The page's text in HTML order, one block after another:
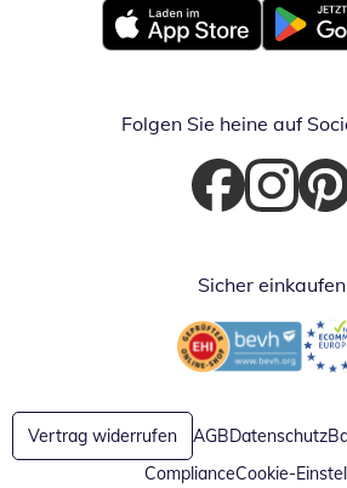
Öffnet in neuem Fenster
Öffnet in
Folgen Sie heine auf
Öffnet in neuem
Öffnet in
Sicher einkaufen
Öffnet in neuem
Vertrag widerrufen AGBDatenschutz
ComplianceCookie-